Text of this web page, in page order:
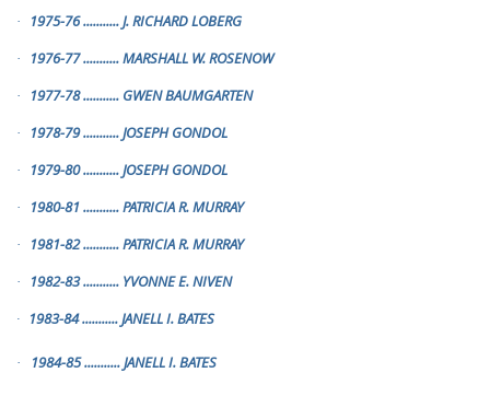
· 1975-76...........J. RICHARD LOBERG
· 1976-77...........MARSHALL W. ROSENOW
· 1977-78........... GWEN BAUMGARTEN
· 1978-79...........JOSEPH GONDOL
· 1979-80...........JOSEPH GONDOL
· 1980-81...........PATRICIA R. MURRAY
· 1981-82...........PATRICIA R. MURRAY
· 1982-83........... YVONNE E. NIVEN
· 1983-84...........JANELL I. BATES
· 1984-85...........JANELL I. BATES